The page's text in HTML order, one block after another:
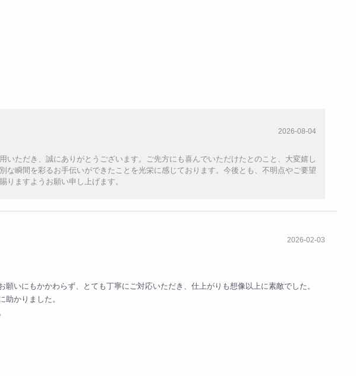
2026-08-04
いただき、誠にありがとうございます。ご先方にも喜んでいただけたとのこと、大変嬉し
な瞬間を彩るお手伝いができたことを光栄に感じております。今後とも、不明点やご要望
りますようお願い申し上げます。
2026-02-03
いにもかかわらず、とても丁寧にご対応いただき、仕上がりも想像以上に素敵でした。
かりました。